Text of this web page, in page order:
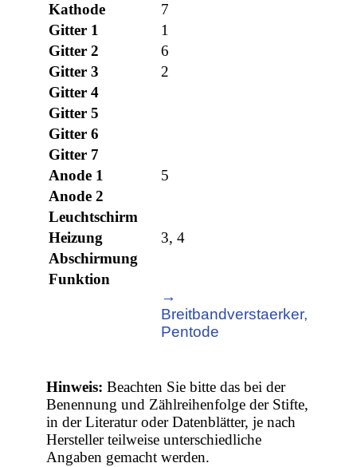
Kathode
7
Gitter 1
1
Gitter 2
6
Gitter 3
2
Gitter 4
Gitter 5
Gitter 6
Gitter 7
Anode 1
5
Anode 2
Leuchtschirm
Heizung
3, 4
Abschirmung
Funktion
→
Breitbandverstaerker,
Pentode
Hinweis: Beachten Sie bitte das bei der
Benennung und Zählreihenfolge der Stifte,
in der Literatur oder Datenblätter, je nach
Hersteller teilweise unterschiedliche
Angaben gemacht werden.